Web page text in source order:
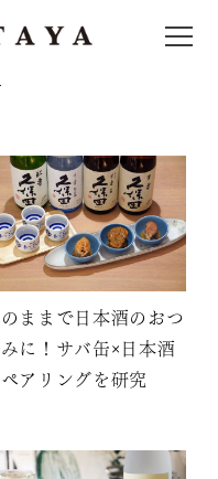
ままで日本酒のおつ
に！サバ缶×日本酒
アリングを研究